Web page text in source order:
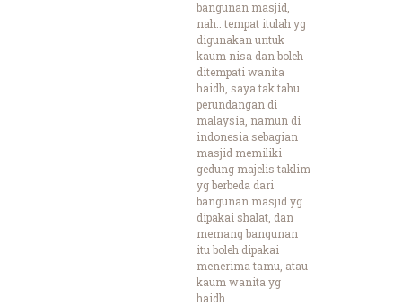
bangunan masjid,
nah.. tempat itulah yg
digunakan untuk
kaum nisa dan boleh
ditempati wanita
haidh, saya tak tahu
perundangan di
malaysia, namun di
indonesia sebagian
masjid memiliki
gedung majelis taklim
yg berbeda dari
bangunan masjid yg
dipakai shalat, dan
memang bangunan
itu boleh dipakai
menerima tamu, atau
kaum wanita yg
haidh.